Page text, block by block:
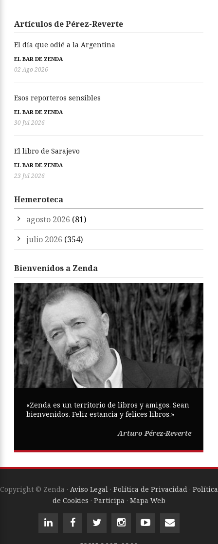
Artículos de Pérez-Reverte
El día que odié a la Argentina
EL BAR DE ZENDA
02 Ago 2026
Esos reporteros sensibles
EL BAR DE ZENDA
30 Jul 2026
El libro de Sarajevo
EL BAR DE ZENDA
23 Jul 2026
Hemeroteca
agosto 2026 (81)
julio 2026 (354)
Bienvenidos a Zenda
«Zenda es un territorio de libros y amigos. Sean
bienvenidos. Feliz estancia y felices libros.»
Arturo Pérez-Reverte
Copyright © Zenda · Aviso Legal · Política de Privacidad · Política
de Cookies · Participa · Mapa Web